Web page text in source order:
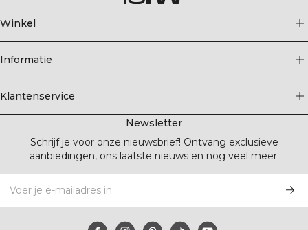
Winkel
Informatie
Klantenservice
Newsletter
Schrijf je voor onze nieuwsbrief! Ontvang exclusieve
aanbiedingen, ons laatste nieuws en nog veel meer.